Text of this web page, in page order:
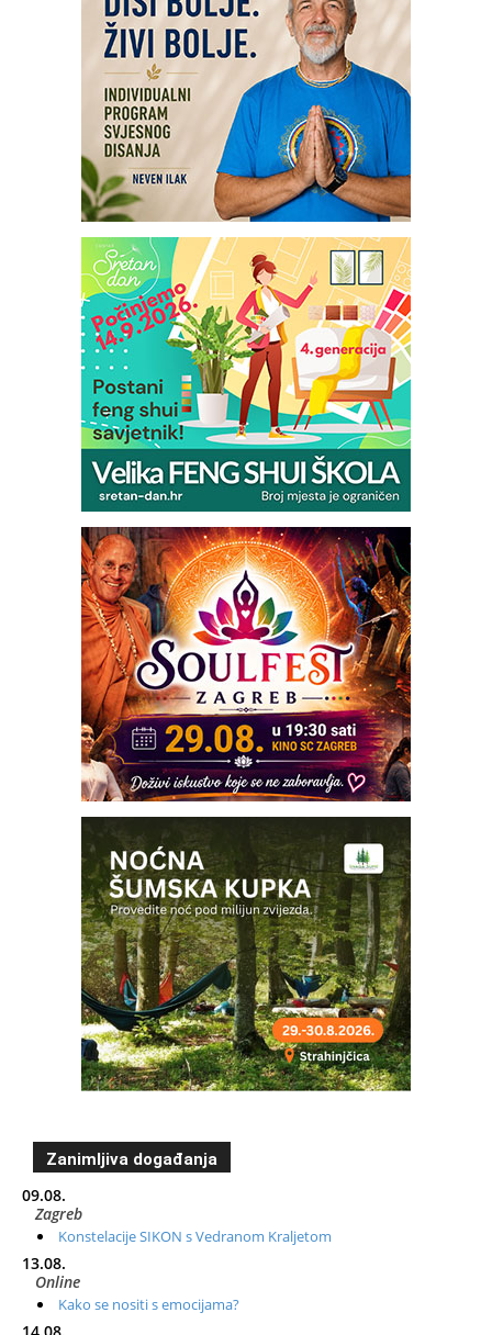
Zanimljiva događanja
09.08.
Zagreb
Konstelacije SIKON s Vedranom Kraljetom
13.08.
Online
Kako se nositi s emocijama?